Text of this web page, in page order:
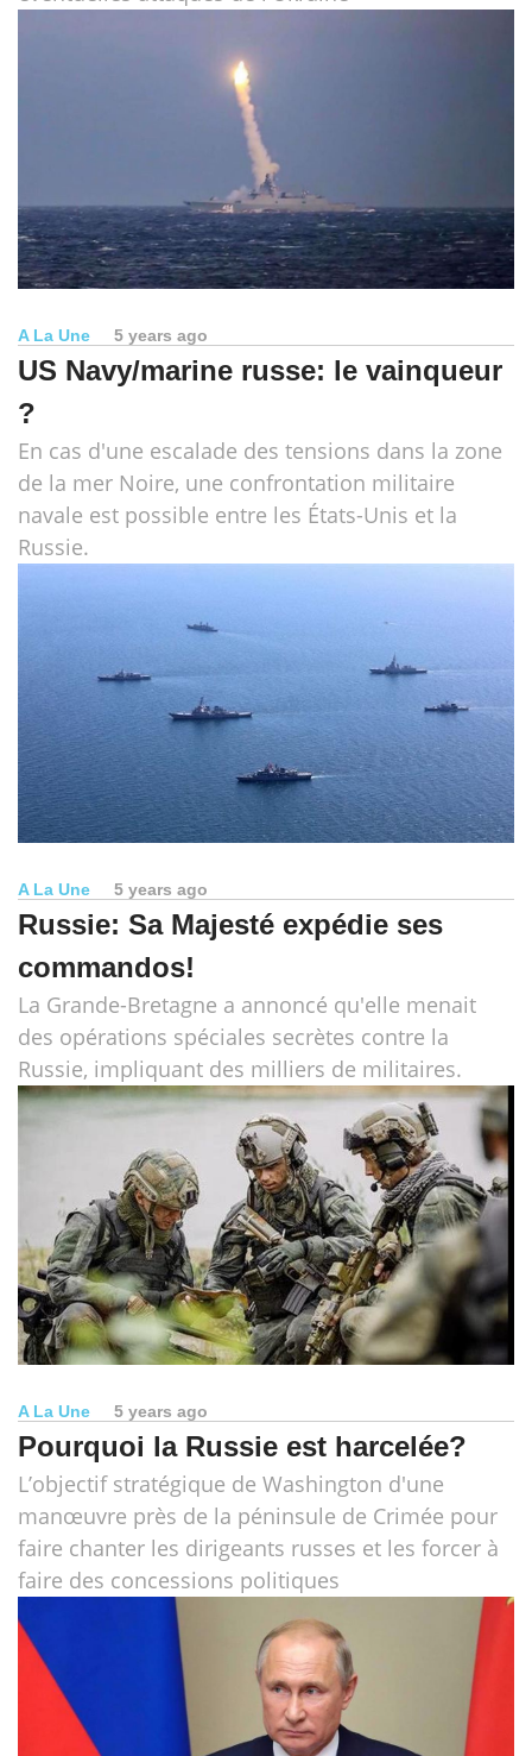
A La Une 5 years ago
US Navy/marine russe: le vainqueur
?
En cas d'une escalade des tensions dans la zone
de la mer Noire, une confrontation militaire
navale est possible entre les États-Unis et la
Russie.
A La Une 5 years ago
Russie: Sa Majesté expédie ses
commandos!
La Grande-Bretagne a annoncé qu'elle menait
des opérations spéciales secrètes contre la
Russie, impliquant des milliers de militaires.
A La Une 5 years ago
Pourquoi la Russie est harcelée?
L’objectif stratégique de Washington d'une
manœuvre près de la péninsule de Crimée pour
faire chanter les dirigeants russes et les forcer à
faire des concessions politiques